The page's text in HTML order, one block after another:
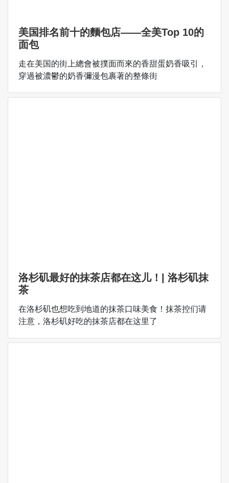
美国排名前十的麵包店——全美Top 10的
面包
走在美国的街上總會被撲面而來的香甜蛋奶香吸引，
穿過被濃鬱的奶香彌漫包裹著的整條街
洛杉矶最好的抹茶店都在这儿！| 洛杉矶抹
茶
在洛杉矶也想吃到地道的抹茶口味美食！抹茶控们请
注意，洛杉矶好吃的抹茶店都在这里了